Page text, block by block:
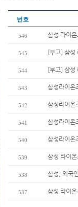
번호
546 삼성 라이
545 [부고] 삼성
544 [부고] 삼성
543 삼성라이온
542 삼성라이온
541 삼성라이온
540 삼성라이온
539 삼성 라이
538 삼성, 외국
537 삼성 라이